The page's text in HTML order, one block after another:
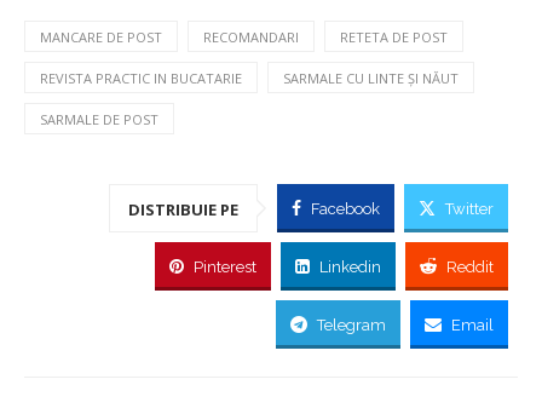
MANCARE DE POST RECOMANDARI RETETA DE POST
REVISTA PRACTIC IN BUCATARIE SARMALE CU LINTE ȘI NĂUT
SARMALE DE POST
DISTRIBUIE PE Facebook Twitter
Pinterest Linkedin Reddit
Telegram Email